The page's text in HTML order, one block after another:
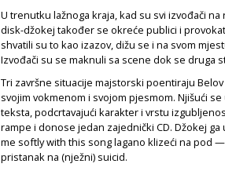
U trenutku lažnoga kraja, kad su svi izvođači
disk-džokej također se okreće publici i
shvatili su to kao izazov, dižu se i na svom
Izvođači su se maknuli sa scene dok se druga
Tri završne situacije majstorski poentiraju
svojim vokmenom i svojom pjesmom. Njišući
teksta, podcrtavajući karakter i vrstu
rampe i donose jedan zajednički CD. Džokej
me softly with this song lagano klizeći na pod
pristanak na (nježni) suicid.